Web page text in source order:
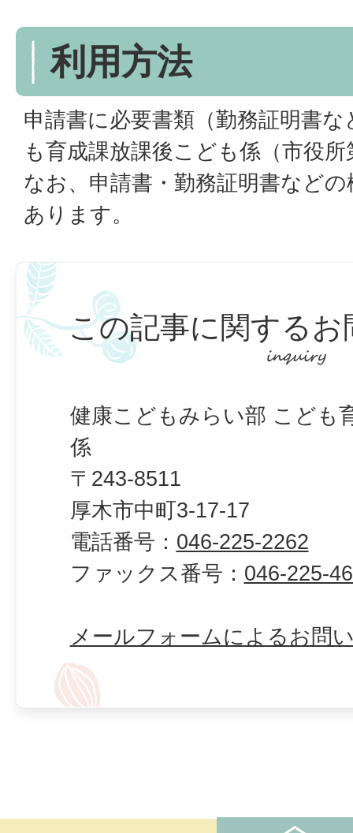
利用方法
申請書に必要書類（勤務証明書
も育成課放課後こども係（市役
なお、申請書・勤務証明書など
あります。
この記事に関するお
健康こどもみらい部 こども
係
〒243-8511
厚木市中町3-17-17
電話番号： 046-225-2262
ファックス番号： 046-225-
メールフォームによるお問